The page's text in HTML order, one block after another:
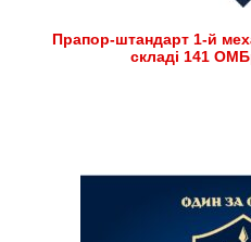
Прапор-штандарт 1-й
складі 141